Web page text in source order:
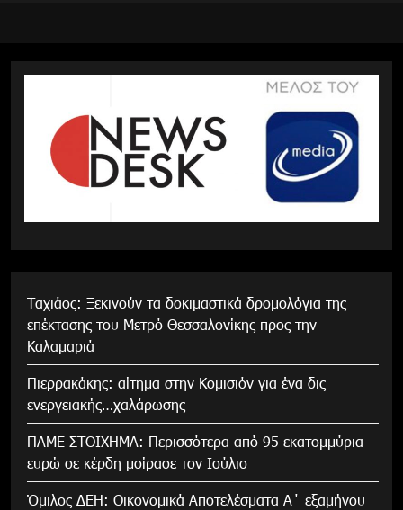
Tαχιάος: Ξεκινούν τα δοκιμαστικά δρομολόγια της
επέκτασης του Μετρό Θεσσαλονίκης προς την
Καλαμαριά
Πιερρακάκης: αίτημα στην Κομισιόν για ένα δις
ενεργειακής…χαλάρωσης
ΠΑΜΕ ΣΤΟΙΧΗΜΑ: Περισσότερα από 95 εκατομμύρια
ευρώ σε κέρδη μοίρασε τον Ιούλιο
Όμιλος ΔΕΗ: Οικονομικά Αποτελέσματα Α΄ εξαμήνου